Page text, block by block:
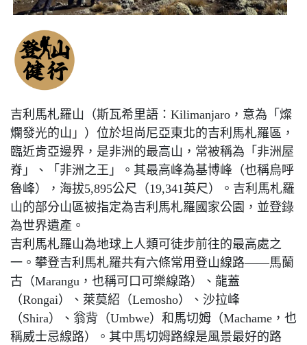
吉利馬札羅山（斯瓦希里語：Kilimanjaro，意為「燦
爛發光的山」）位於坦尚尼亞東北的吉利馬札羅區，
臨近肯亞邊界，是非洲的最高山，常被稱為「非洲屋
脊」、「非洲之王」。其最高峰為基博峰（也稱烏呼
魯峰），海拔5,895公尺（19,341英尺）。吉利馬札羅
山的部分山區被指定為吉利馬札羅國家公園，並登錄
為世界遺產。
吉利馬札羅山為地球上人類可徒步前往的最高處之
一。攀登吉利馬札羅共有六條常用登山線路——馬蘭
古（Marangu，也稱可口可樂線路）、龍蓋
（Rongai）、萊莫紹（Lemosho）、沙拉峰
（Shira）、翁背（Umbwe）和馬切姆（Machame，也
稱威士忌線路）。其中馬切姆路線是風景最好的路